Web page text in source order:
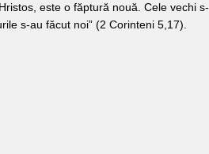
este o făptură nouă. Cele vechi s-
s-au făcut noi” (2 Corinteni 5,17).